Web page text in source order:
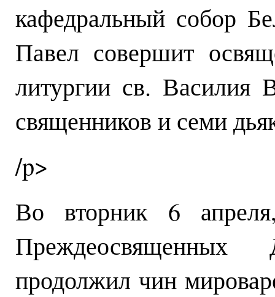
кафедральный собор
Павел совершит
литургии св. Василия
священников и семи
/p>
Во вторник 6
продолжил чин